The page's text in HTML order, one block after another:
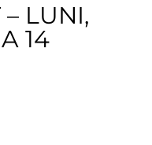
– LUNI,
14